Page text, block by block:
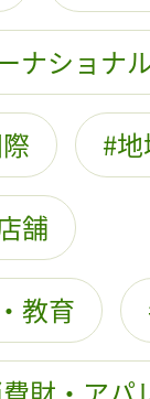
ナショナ
舗
教育